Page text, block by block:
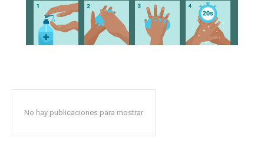
No hay publicaciones para mostrar